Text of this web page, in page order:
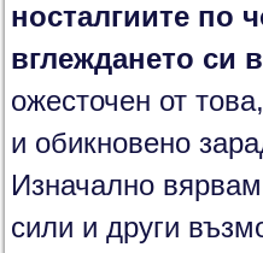
носталгиите по
вглеждането си
ожесточен от
и обикновено
Изначално
сили и други